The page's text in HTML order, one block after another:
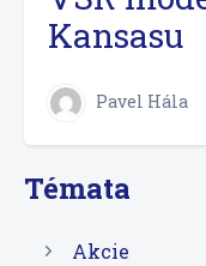
Kansasu
Pavel Hála
Témata
Akcie